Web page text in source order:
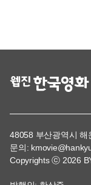
48058 부산광역시 해
문의:
Copyrights ⓒ 2026